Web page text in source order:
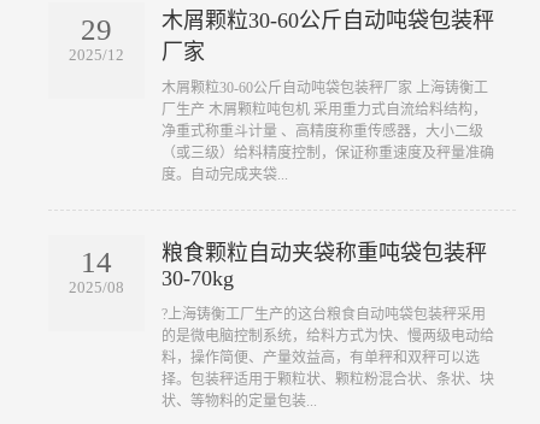
29
2025/12
木屑颗粒30-60公斤自动吨袋包装秤
厂家
木屑颗粒30-60公斤自动吨袋包装秤厂家 上海铸衡工
厂生产 木屑颗粒吨包机 采用重力式自流给料结构，
净重式称重斗计量 、高精度称重传感器，大小二级
（或三级）给料精度控制，保证称重速度及秤量准确
度。自动完成夹袋...
14
2025/08
粮食颗粒自动夹袋称重吨袋包装秤
30-70kg
?上海铸衡工厂生产的这台粮食自动吨袋包装秤采用
的是微电脑控制系统，给料方式为快、慢两级电动给
料，操作简便、产量效益高，有单秤和双秤可以选
择。包装秤适用于颗粒状、颗粒粉混合状、条状、块
状、等物料的定量包装...